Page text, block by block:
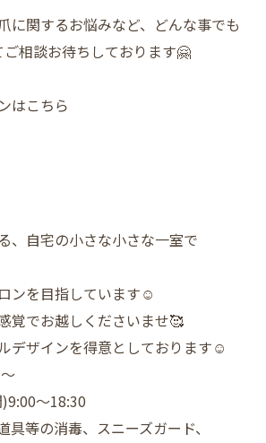
に関するお悩みなど、どんな事でも
相談お待ちしております🤗
はこちら
、自宅の小さな小さな一室で
ンを目指しています☺️
覚でお越しくださいませ🥰
デザインを得意としております☺️
〜18:30
具等の消毒、スニーズガード、